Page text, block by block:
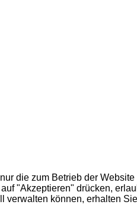
die zum Betrieb der
"Akzeptieren" drücken,
können, erhalten